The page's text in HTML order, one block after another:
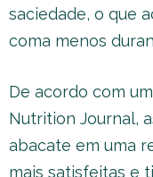
saciedade, o que
coma menos
De acordo com
Nutrition Journal,
abacate em uma
mais satisfeitas e